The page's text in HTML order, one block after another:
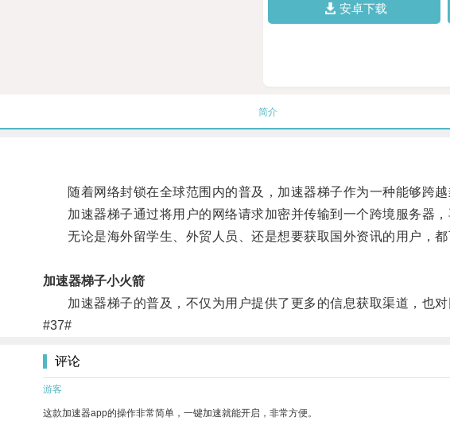
安卓下载
简介
随着网络封锁在全球范围内的普及，加速器梯子作为一种能够跨越
加速器梯子通过将用户的网络请求加密并传输到一个跨境服务器，
无论是海外留学生、外贸人员、还是想要获取国外资讯的用户，都
加速器梯子小火箭
加速器梯子的普及，不仅为用户提供了更多的信息获取渠道，也对
#37#
评论
游客
这款加速器app的操作非常简单，一键加速就能开启，非常方便。